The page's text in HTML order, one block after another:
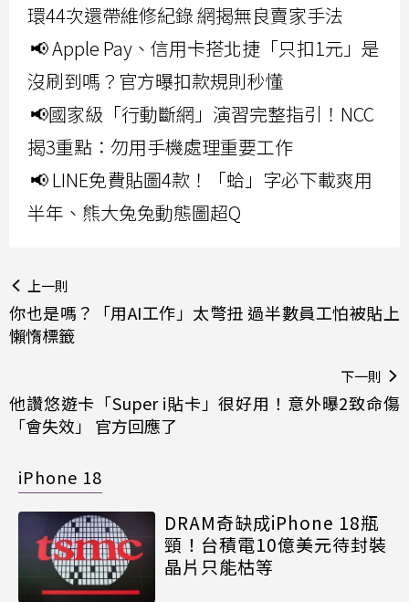
環44次還帶維修紀錄 網揭無良賣家手法
📢 Apple Pay、信用卡搭北捷「只扣1元」是
沒刷到嗎？官方曝扣款規則秒懂
📢國家級「行動斷網」演習完整指引！NCC
揭3重點：勿用手機處理重要工作
📢 LINE免費貼圖4款！「蛤」字必下載爽用
半年、熊大兔兔動態圖超Q
上一則
你也是嗎？「用AI工作」太彆扭 過半數員工怕被貼上
懶惰標籤
下一則
他讚悠遊卡「Super i貼卡」很好用！意外曝2致命傷
「會失效」 官方回應了
iPhone 18
DRAM奇缺成iPhone 18瓶
頸！台積電10億美元待封裝
晶片只能枯等